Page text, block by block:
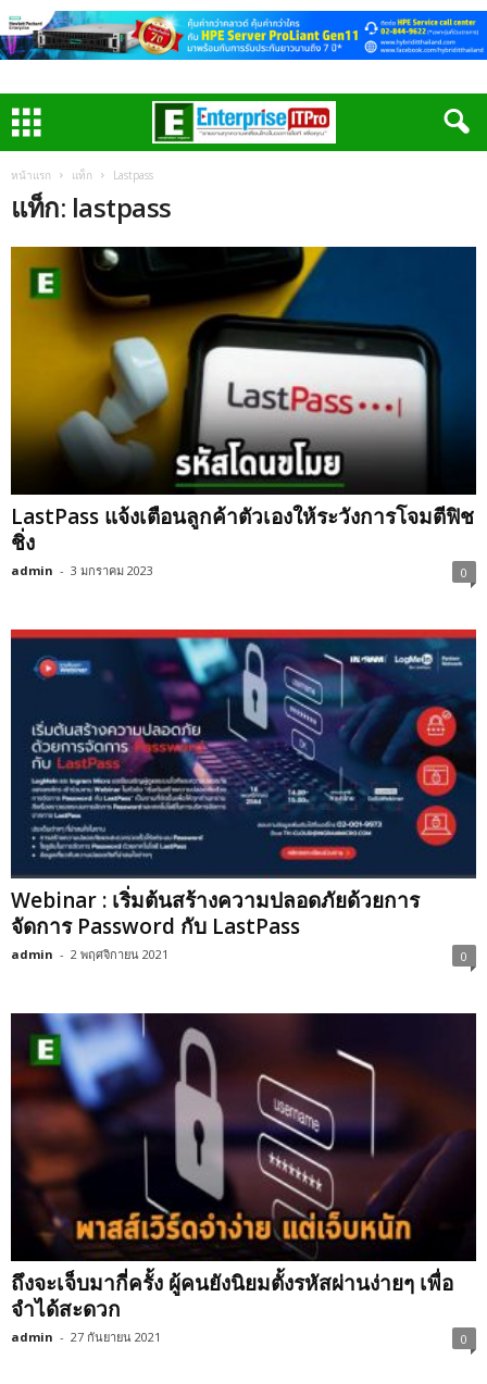
หน้าแรก แท็ก Lastpass
แท็ก: lastpass
LastPass แจ้งเตือนลูกค้าตัวเองให้ระวังการโจมตีฟิช
ชิ่ง
admin - 3 มกราคม 2023 0
Webinar : เริ่มต้นสร้างความปลอดภัยด้วยการ
จัดการ Password กับ LastPass
admin - 2 พฤศจิกายน 2021 0
ถึงจะเจ็บมากี่ครั้ง ผู้คนยังนิยมตั้งรหัสผ่านง่ายๆ เพื่อ
จำได้สะดวก
admin - 27 กันยายน 2021 0